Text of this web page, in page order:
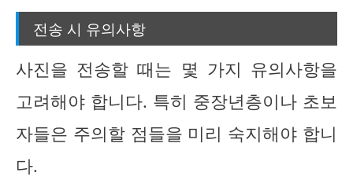
전송 시 유의사항
사진을 전송할 때는 몇 가지 유의사항을
고려해야 합니다. 특히 중장년층이나 초보
자들은 주의할 점들을 미리 숙지해야 합니
다.